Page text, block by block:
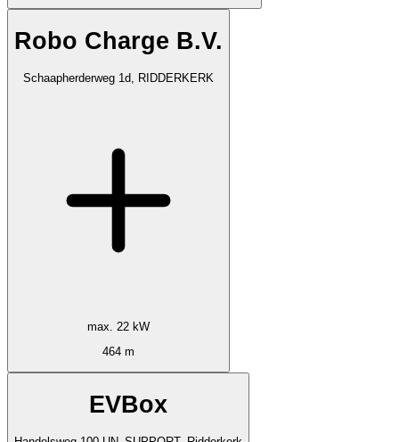
Robo Charge B.V.
Schaapherderweg 1d, RIDDERKERK
max. 22 kW
464 m
EVBox